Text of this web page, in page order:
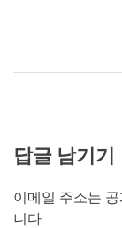
답글 남기기
이메일 주소는
니다